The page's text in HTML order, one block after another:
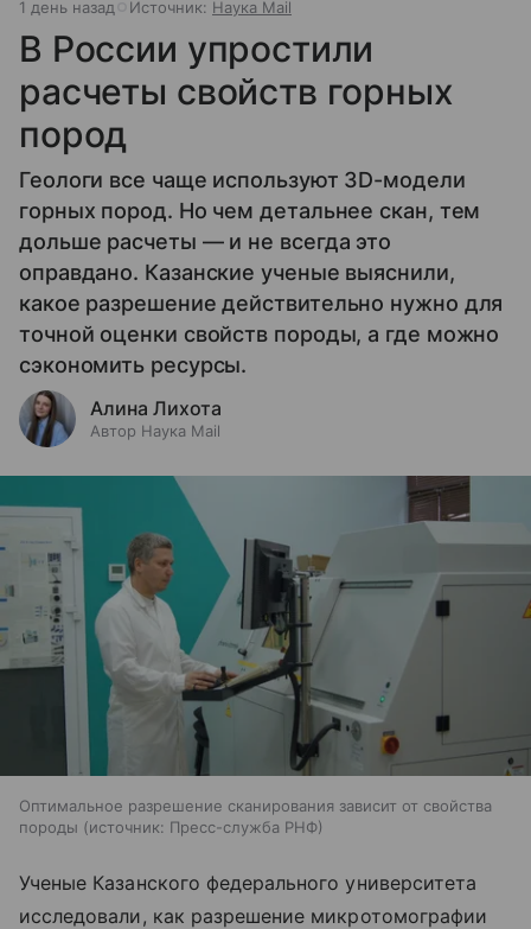
1 день назад Источник: Наука Mail
В России упростили
расчеты свойств горных
пород
Геологи все чаще используют 3D-модели
горных пород. Но чем детальнее скан, тем
дольше расчеты — и не всегда это
оправдано. Казанские ученые выяснили,
какое разрешение действительно нужно для
точной оценки свойств породы, а где можно
сэкономить ресурсы.
Алина Лихота
Автор Наука Mail
Оптимальное разрешение сканирования зависит от свойства
породы
источник: Пресс-служба РНФ
Ученые Казанского федерального университета
исследовали, как разрешение микротомографии